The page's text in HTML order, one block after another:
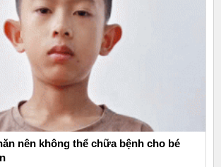
nên không thể chữa bệnh cho bé